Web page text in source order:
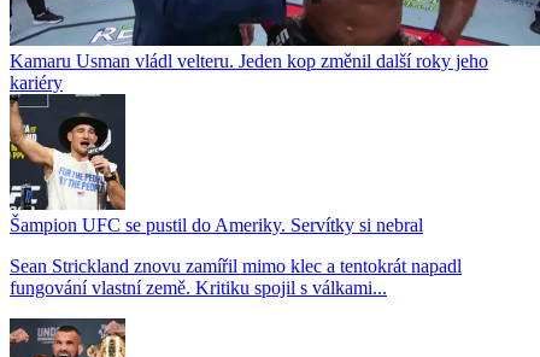
Kamaru Usman vládl velteru. Jeden kop změnil další roky jeho
kariéry
Šampion UFC se pustil do Ameriky. Servítky si nebral
Sean Strickland znovu zamířil mimo klec a tentokrát napadl
fungování vlastní země. Kritiku spojil s válkami...